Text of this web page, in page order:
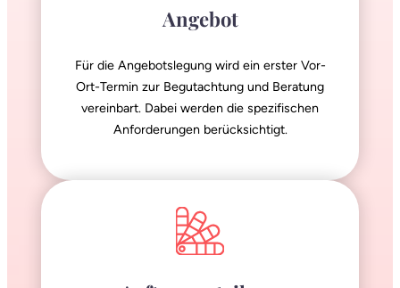
Angebot
Für die Angebotslegung wird ein erster Vor-
Ort-Termin zur Begutachtung und Beratung
vereinbart. Dabei werden die spezifischen
Anforderungen berücksichtigt.